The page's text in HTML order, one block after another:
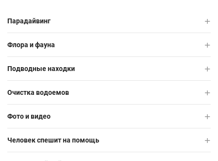
Парадайвинг
Флора и фауна
Подводные находки
Очистка водоемов
Фото и видео
Человек спешит на помощь